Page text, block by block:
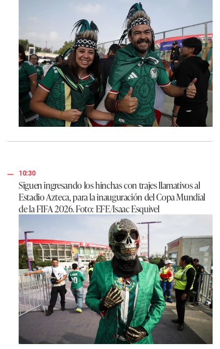
10:30
Siguen ingresando los hinchas con trajes llamativos al
Estadio Azteca, para la inauguración del Copa Mundial
de la FIFA 2026. Foto: EFE/Isaac Esquivel